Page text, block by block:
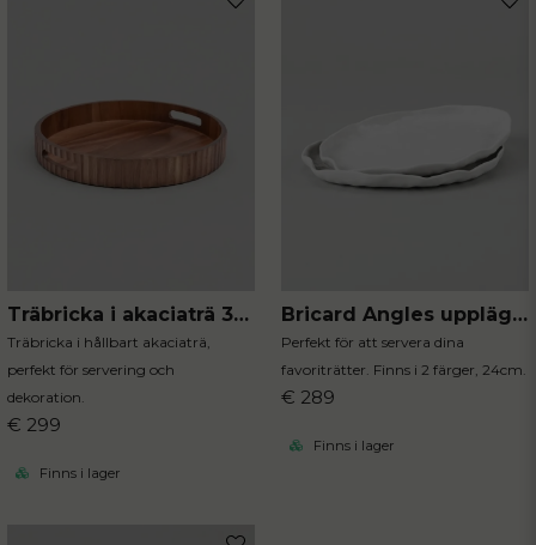
Träbricka i akaciaträ 35.5 cm
Träbricka i hållbart akaciaträ,
perfekt för servering och
dekoration.
€ 299
Finns i lager
Bricard Angles uppläggningsfat 2-pack vit
Perfekt för att servera dina
favoriträtter. Finns i 2 färger, 24cm.
€ 289
Finns i lager